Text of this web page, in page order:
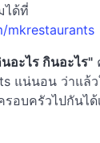
ได้ที่
mkrestaurants
อะไร กินอะไร"
แน่นอน ว่าแล้
อบครัวไปกันได้